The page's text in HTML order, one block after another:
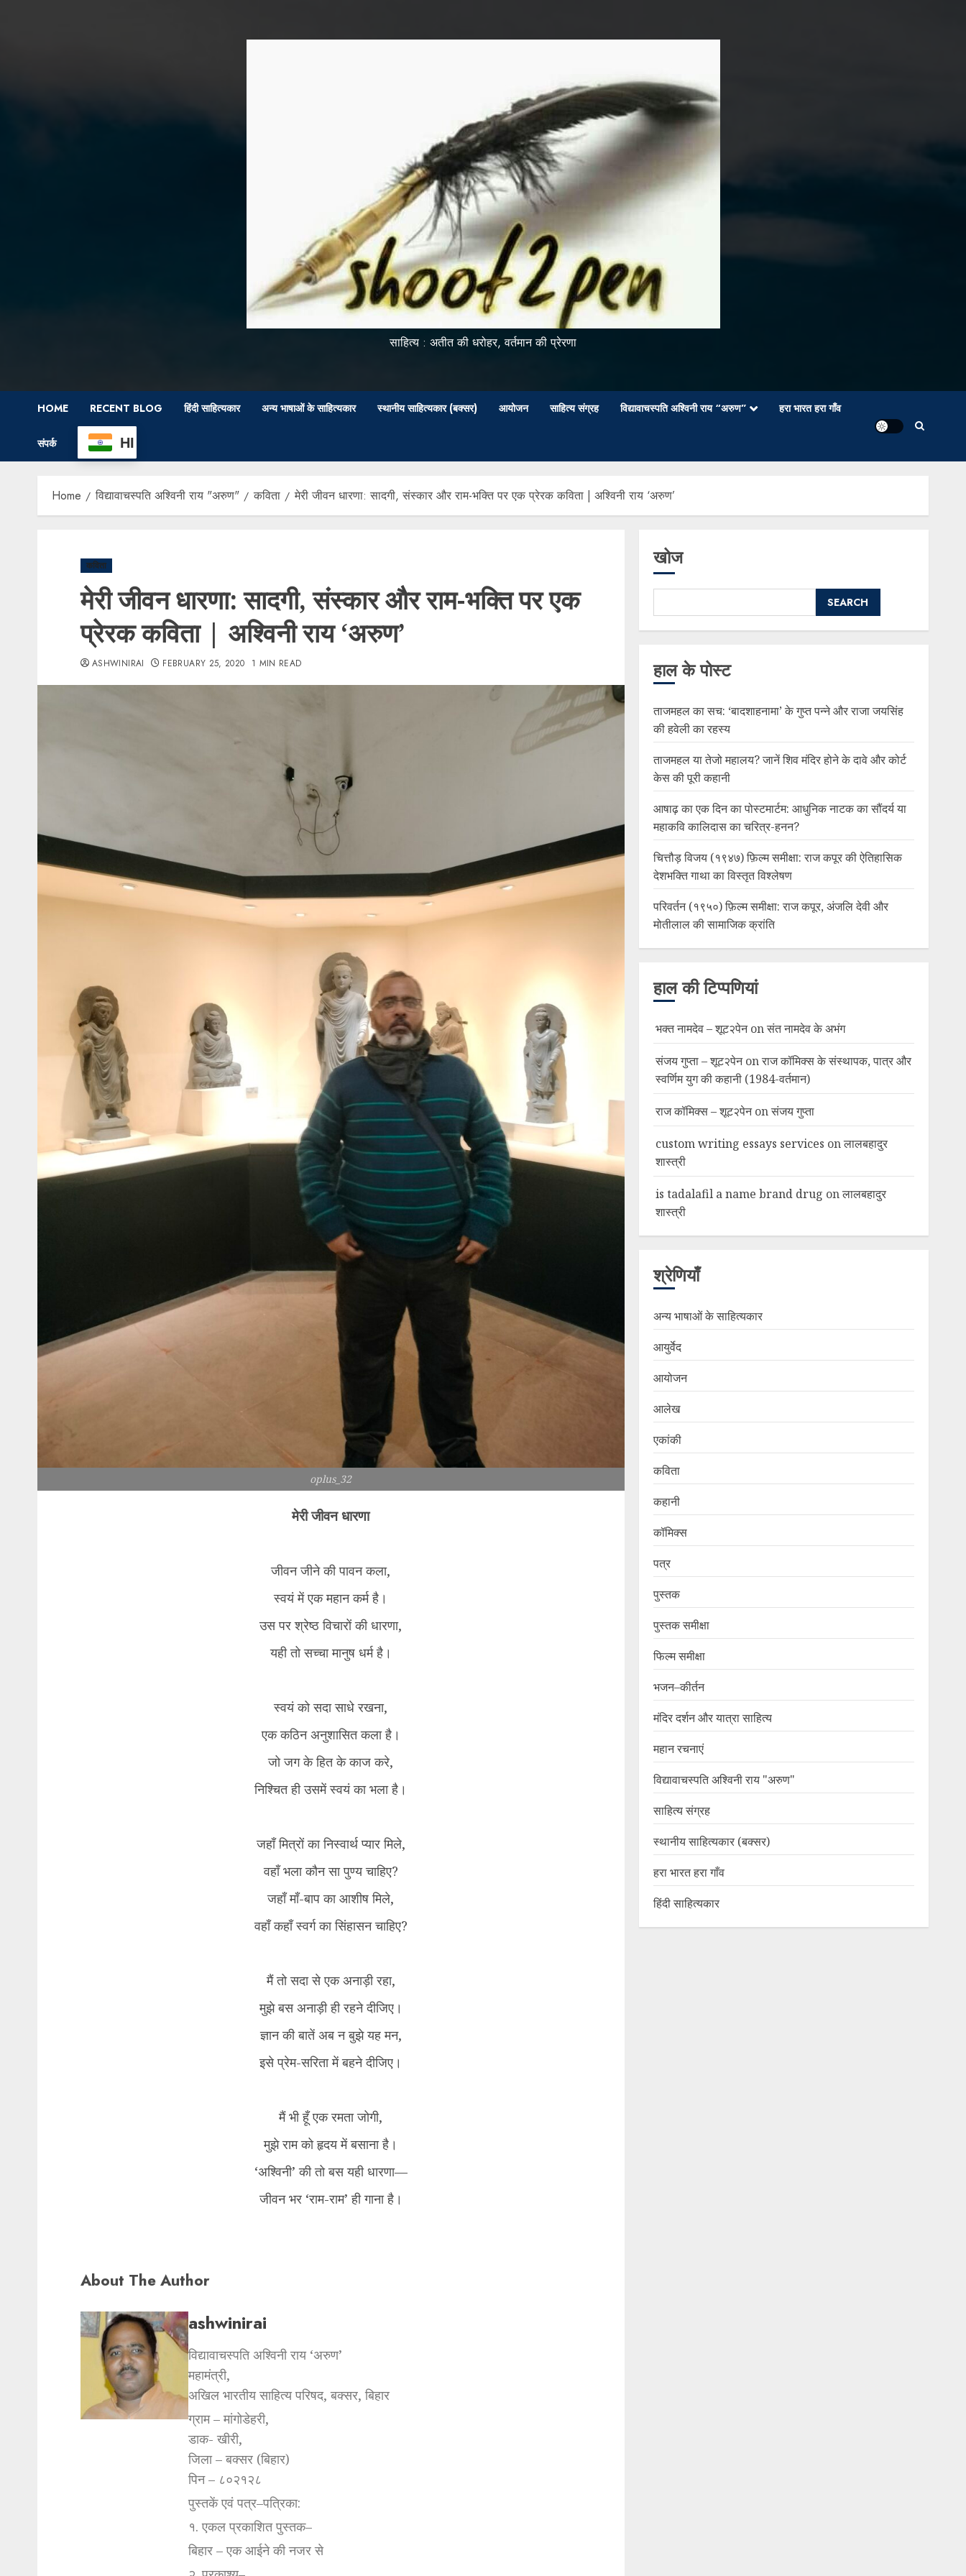
साहित्य : अतीत की धरोहर, वर्तमान की प्रेरणा
HOME RECENT BLOG हिंदी साहित्यकार अन्य भाषाओं के साहित्यकार स्थानीय साहित्यकार (बक्सर) आयोजन साहित्य संग्रह विद्यावाचस्पति अश्विनी राय “अरुण” हरा भारत हरा गाँव
संपर्क HI
Home विद्यावाचस्पति अश्विनी राय "अरुण" कविता मेरी जीवन धारणा: सादगी, संस्कार और राम-भक्ति पर एक प्रेरक कविता | अश्विनी राय ‘अरुण’
कविता
मेरी जीवन धारणा: सादगी, संस्कार और राम-भक्ति पर एक
प्रेरक कविता | अश्विनी राय ‘अरुण’
ASHWINIRAI FEBRUARY 25, 2020 1 MIN READ
oplus_32
मेरी जीवन धारणा
​जीवन जीने की पावन कला,
स्वयं में एक महान कर्म है।
उस पर श्रेष्ठ विचारों की धारणा,
यही तो सच्चा मानुष धर्म है।
​स्वयं को सदा साधे रखना,
एक कठिन अनुशासित कला है।
जो जग के हित के काज करे,
निश्चित ही उसमें स्वयं का भला है।
​जहाँ मित्रों का निस्वार्थ प्यार मिले,
वहाँ भला कौन सा पुण्य चाहिए?
जहाँ माँ-बाप का आशीष मिले,
वहाँ कहाँ स्वर्ग का सिंहासन चाहिए?
​मैं तो सदा से एक अनाड़ी रहा,
मुझे बस अनाड़ी ही रहने दीजिए।
ज्ञान की बातें अब न बुझे यह मन,
इसे प्रेम-सरिता में बहने दीजिए।
​मैं भी हूँ एक रमता जोगी,
मुझे राम को हृदय में बसाना है।
‘अश्विनी’ की तो बस यही धारणा—
जीवन भर ‘राम-राम’ ही गाना है।
About The Author
ashwinirai
विद्यावाचस्पति अश्विनी राय ‘अरुण’
महामंत्री,
अखिल भारतीय साहित्य परिषद, बक्सर, बिहार
ग्राम – मांगोडेहरी,
डाक- खीरी,
जिला – बक्सर (बिहार)
पिन – ८०२१२८
पुस्तकें एवं पत्र–पत्रिका:
१. एकल प्रकाशित पुस्तक–
बिहार – एक आईने की नजर से
खोज
SEARCH
हाल के पोस्ट
ताजमहल का सच: ‘बादशाहनामा’ के गुप्त पन्ने और राजा जयसिंह
की हवेली का रहस्य
ताजमहल या तेजो महालय? जानें शिव मंदिर होने के दावे और कोर्ट
केस की पूरी कहानी
आषाढ़ का एक दिन का पोस्टमार्टम: आधुनिक नाटक का सौंदर्य या
महाकवि कालिदास का चरित्र-हनन?
चित्तौड़ विजय (१९४७) फ़िल्म समीक्षा: राज कपूर की ऐतिहासिक
देशभक्ति गाथा का विस्तृत विश्लेषण
परिवर्तन (१९५०) फ़िल्म समीक्षा: राज कपूर, अंजलि देवी और
मोतीलाल की सामाजिक क्रांति
हाल की टिप्पणियां
भक्त नामदेव – शूट२पेनonसंत नामदेव के अभंग
संजय गुप्ता – शूट२पेनonराज कॉमिक्स के संस्थापक, पात्र और
स्वर्णिम युग की कहानी (1984-वर्तमान)
राज कॉमिक्स – शूट२पेनonसंजय गुप्ता
custom writing essays services onलालबहादुर
शास्त्री
is tadalafil a name brand drug onलालबहादुर
शास्त्री
श्रेणियाँ
अन्य भाषाओं के साहित्यकार
आयुर्वेद
आयोजन
आलेख
एकांकी
कविता
कहानी
कॉमिक्स
पत्र
पुस्तक
पुस्तक समीक्षा
फिल्म समीक्षा
भजन–कीर्तन
मंदिर दर्शन और यात्रा साहित्य
महान रचनाएं
विद्यावाचस्पति अश्विनी राय "अरुण"
साहित्य संग्रह
स्थानीय साहित्यकार (बक्सर)
हरा भारत हरा गाँव
हिंदी साहित्यकार